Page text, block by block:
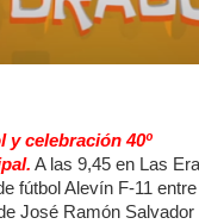
celebración 40º
A las 9,45 en Las
fútbol Alevín F-11 entre
José Ramón Salvador